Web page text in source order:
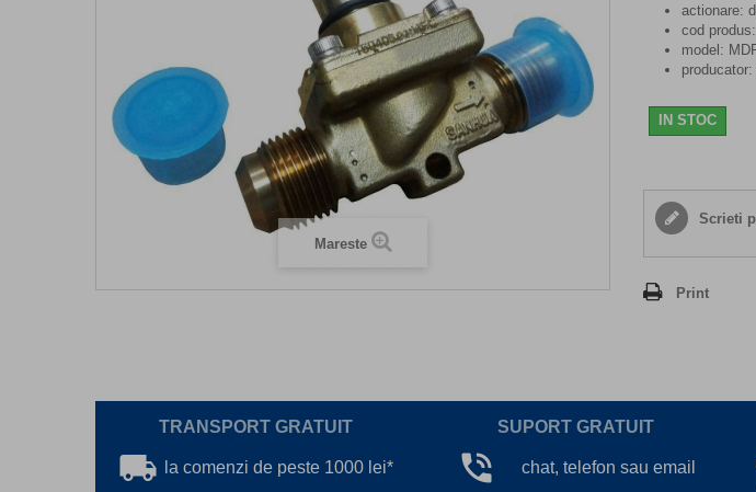
Mareste
actionare:
cod
model:
IN STOC
Scrieti
Print
TRANSPORT GRATUIT
local_shipping la comenzi de peste 1000 lei*
SUPORT GRATUIT
phone_in_talk chat, telefon sau email